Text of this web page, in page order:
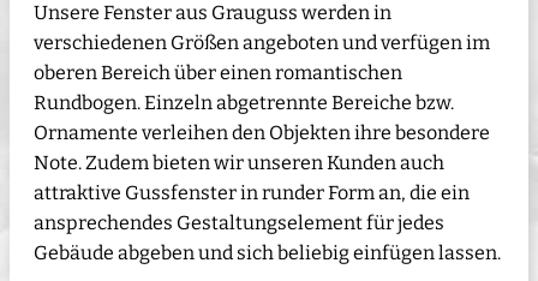
Unsere Fenster aus Grauguss werden in
verschiedenen Größen angeboten und verfügen im
oberen Bereich über einen romantischen
Rundbogen. Einzeln abgetrennte Bereiche bzw.
Ornamente verleihen den Objekten ihre besondere
Note. Zudem bieten wir unseren Kunden auch
attraktive Gussfenster in runder Form an, die ein
ansprechendes Gestaltungselement für jedes
Gebäude abgeben und sich beliebig einfügen lassen.